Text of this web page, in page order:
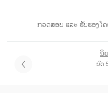
ກວດສອບ ແລະ ຮັບຮອງໂ
ນິ
ບົດ